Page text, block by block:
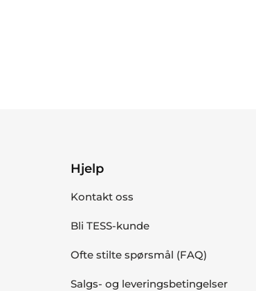
Hjelp
Kontakt oss
Bli TESS-kunde
Ofte stilte spørsmål (FAQ)
Salgs- og leveringsbetingelser